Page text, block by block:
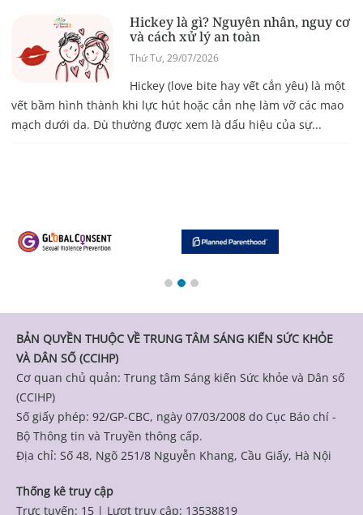
Hickey là gì? Nguyên nhân, nguy cơ
và cách xử lý an toàn
Thứ Tư, 29/07/2026
Hickey (love bite hay vết cắn yêu) là một
vết bầm hình thành khi lực hút hoặc cắn nhẹ làm vỡ các mao
mạch dưới da. Dù thường được xem là dấu hiệu của sự...
BẢN QUYỀN THUỘC VỀ TRUNG TÂM SÁNG KIẾN SỨC KHỎE
VÀ DÂN SỐ (CCIHP)
Cơ quan chủ quản: Trung tâm Sáng kiến Sức khỏe và Dân số
(CCIHP)
Số giấy phép: 92/GP-CBC, ngày 07/03/2008 do Cục Báo chí -
Bộ Thông tin và Truyền thông cấp.
Địa chỉ: Số 48, Ngõ 251/8 Nguyễn Khang, Cầu Giấy, Hà Nội
Thống kê truy cập
Trực tuyến: 15 | Lượt truy cập: 13538819